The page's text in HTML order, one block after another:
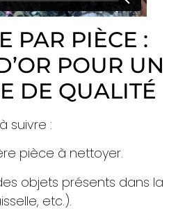
PAR PIÈCE :
POUR UN
DE QUALITÉ
suivre :
pièce à nettoyer.
objets présents dans la
etc.).